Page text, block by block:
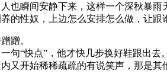
也瞬间安静下来，这样一个深秋暴雨
的性奴，上边怎么安排怎么做，让
蹭。
句“快点”，他才快几步换好鞋跟出去
又开始稀稀疏疏的有说笑声，那是